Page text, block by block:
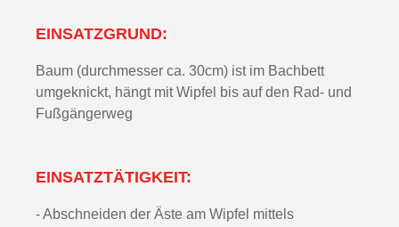
EINSATZGRUND:
Baum (durchmesser ca. 30cm) ist im Bachbett
umgeknickt, hängt mit Wipfel bis auf den Rad- und
Fußgängerweg
EINSATZTÄTIGKEIT:
- Abschneiden der Äste am Wipfel mittels